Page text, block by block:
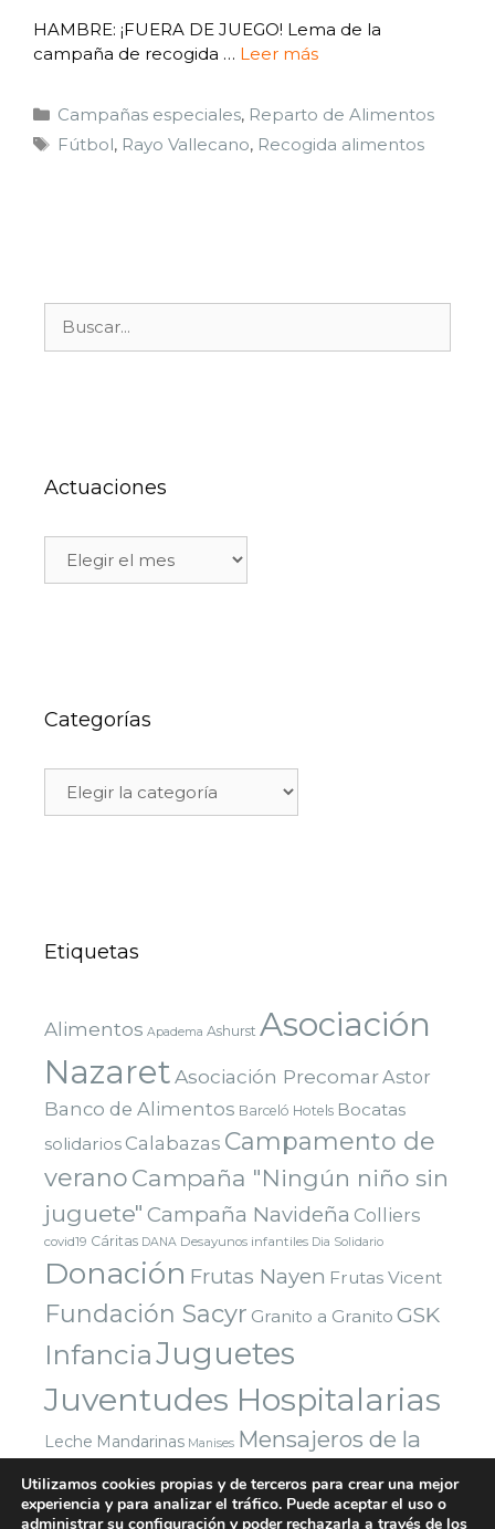
HAMBRE: ¡FUERA DE JUEGO! Lema de la
campaña de recogida … Leer más
Campañas especiales, Reparto de Alimentos
Fútbol, Rayo Vallecano, Recogida alimentos
Actuaciones
Categorías
Etiquetas
Alimentos Apadema Ashurst Asociación
NazaretAsociación PrecomarAstor
Banco de Alimentos Barceló Hotels Bocatas
solidarios Calabazas Campamento de
verano Campaña "Ningún niño sin
juguete" Campaña Navideña Colliers
covid19 Cáritas DANA Desayunos infantiles Dia Solidario
Donación Frutas Nayen Frutas Vicent
Fundación Sacyr Granito a Granito GSK
InfanciaJuguetes
Juventudes Hospitalarias
Leche Mandarinas Manises Mensajeros de la
Paz Montealto Navidad Nazaret Paradigma Digital
Parla Premio Red Solidaria Bankia Reyes Magos
Utilizamos cookies propias y de terceros para crear una mejor
experiencia y para analizar el tráfico. Puede aceptar el uso o
administrar su configuración y poder rechazarla a través de los